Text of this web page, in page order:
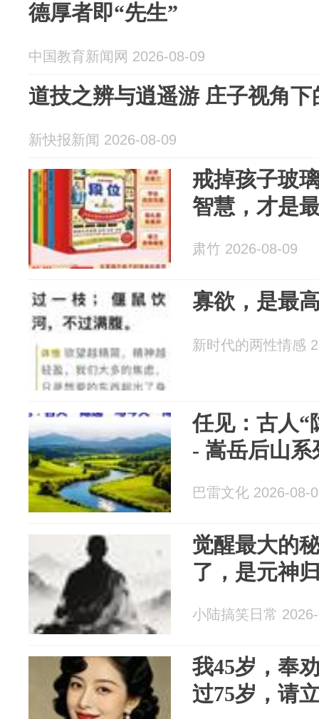
德厚者即“先生”
中国教育新闻网 2026-08-09
道技之辨与逍遥游 庄子视角
新快报新闻 2026-08-09
戒掉孩子玻
智慧，才是
肃竹 2026-08-09
寡欲，是最
新时代的两性情感
任见：古人“
- 嵩岳后山系
巴雷文化 2026-08-
觉醒最大的
了，是元神
小陆搞笑日常
我45岁，奉
过75岁，请